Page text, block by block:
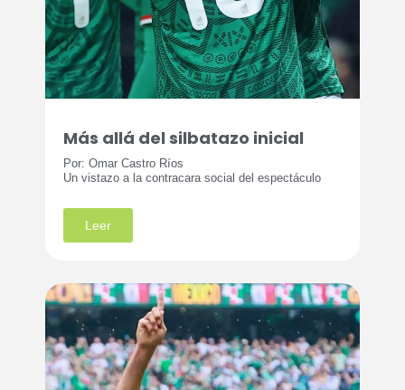
Más allá del silbatazo inicial
Por: Omar Castro Ríos
Un vistazo a la contracara social del espectáculo
Leer